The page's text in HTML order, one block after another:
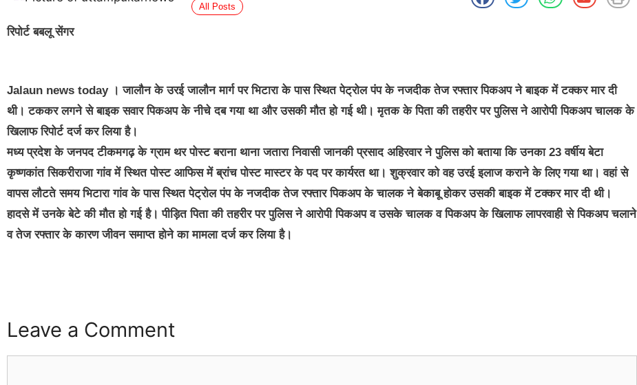
All Posts
रिपोर्ट बबलू सेंगर
Jalaun news today । जालौन के उरई जालौन मार्ग पर भिटारा के पास स्थित पेट्रोल पंप के नजदीक तेज रफ्तार पिकअप ने बाइक में टक्कर मार दी
थी। टककर लगने से बाइक सवार पिकअप के नीचे दब गया था और उसकी मौत हो गई थी। मृतक के पिता की तहरीर पर पुलिस ने आरोपी पिकअप चालक के
खिलाफ रिपोर्ट दर्ज कर लिया है।
मध्य प्रदेश के जनपद टीकमगढ़ के ग्राम थर पोस्ट बराना थाना जतारा निवासी जानकी प्रसाद अहिरवार ने पुलिस को बताया कि उनका 23 वर्षीय बेटा
कृष्णकांत सिकरीराजा गांव में स्थित पोस्ट आफिस में ब्रांच पोस्ट मास्टर के पद पर कार्यरत था। शुक्रवार को वह उरई इलाज कराने के लिए गया था। वहां से
वापस लौटते समय भिटारा गांव के पास स्थित पेट्रोल पंप के नजदीक तेज रफ्तार पिकअप के चालक ने बेकाबू होकर उसकी बाइक में टक्कर मार दी थी।
हादसे में उनके बेटे की मौत हो गई है। पीड़ित पिता की तहरीर पर पुलिस ने आरोपी पिकअप व उसके चालक व पिकअप के खिलाफ लापरवाही से पिकअप चलाने
व तेज रफ्तार के कारण जीवन समाप्त होने का मामला दर्ज कर लिया है।
Leave a Comment